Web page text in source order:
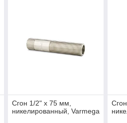
Сгон 1/2" x 75 мм,
никелированный, Varmega